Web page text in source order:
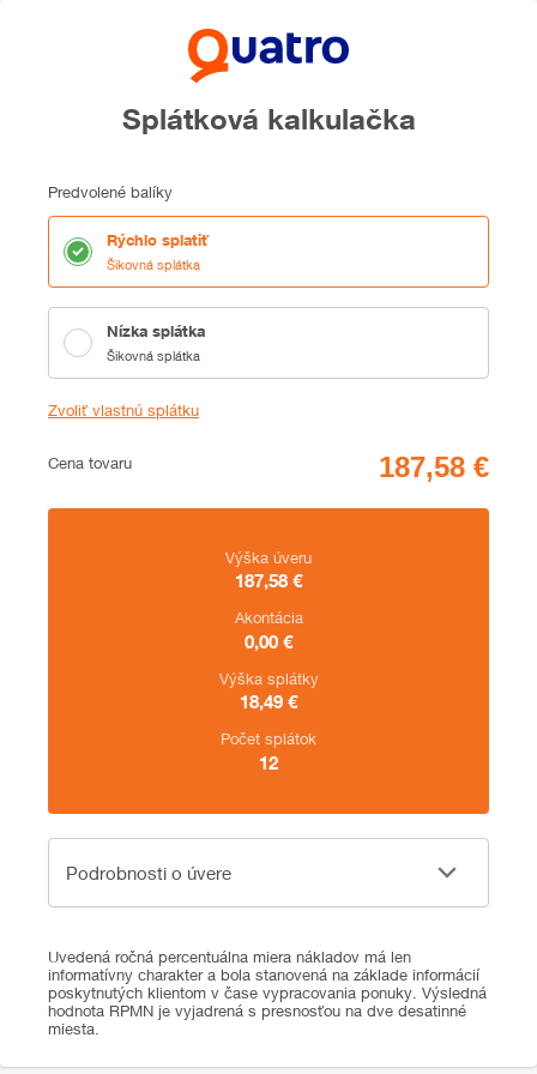
Splátková kalkulačka
Predvolené balíky
Rýchlo splatiť
Šikovná splátka
Nízka splátka
Šikovná splátka
Zvoliť vlastnú splátku
Cena
Cena tovaru
Zhrnutie
Výška úveru
187,58 €
Akontácia
0,00 €
Výška splátky
18,49 €
Počet splátok
12
Podrobnosti o úvere
Podrobnosti o úvere
Uvedená ročná percentuálna miera nákladov má len
informatívny charakter a bola stanovená na základe informácií
poskytnutých klientom v čase vypracovania ponuky. Výsledná
hodnota RPMN je vyjadrená s presnosťou na dve desatinné
miesta.